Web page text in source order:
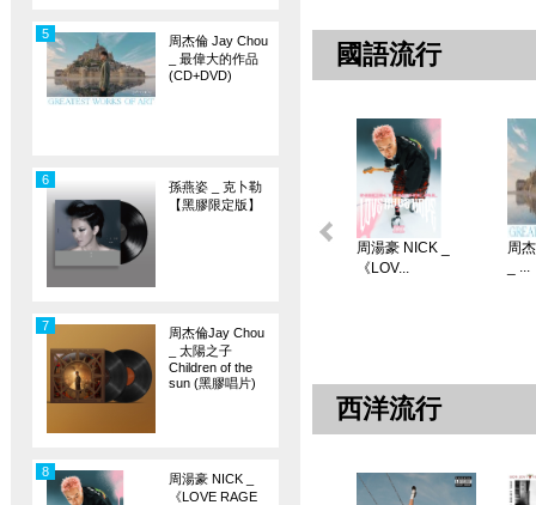
周杰倫 Jay Chou
_ 最偉大的作品
(CD+DVD)
5
孫燕姿 _ 克卜勒
【黑膠限定版】
6
周杰倫Jay Chou
_ 太陽之子
Children of the
sun (黑膠唱片)
7
周湯豪 NICK _
《LOVE RAGE
8
國語流行
周湯豪 NICK _
《LOV...
周
_ ...
西洋流行